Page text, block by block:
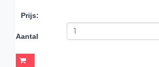
Prijs:
Aantal